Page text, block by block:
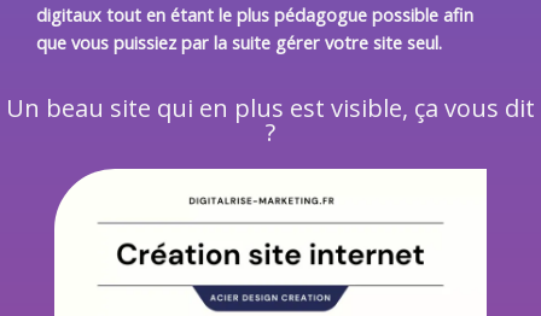
digitaux tout en étant le plus pédagogue possible afin
que vous puissiez par la suite gérer votre site seul.
Un beau site qui en plus est visible, ça vous dit
?